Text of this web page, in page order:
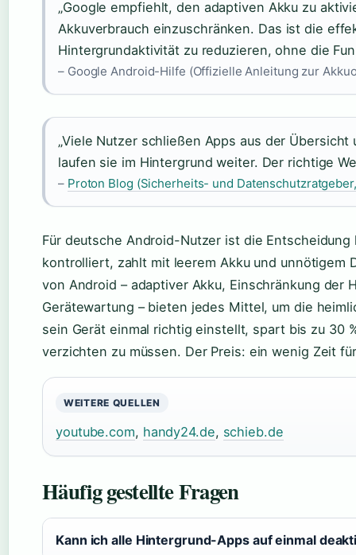
„Google empfiehlt, den adaptiven Akku zu
Akkuverbrauch einzuschränken. Das ist die
Hintergrundaktivität zu reduzieren, ohne die
– Google Android-Hilfe (Offizielle Anleitung zur
„Viele Nutzer schließen Apps aus der
laufen sie im Hintergrund weiter. Der richtige
– Proton Blog (Sicherheits- und
Für deutsche Android-Nutzer ist die
kontrolliert, zahlt mit leerem Akku und unnötigem
von Android – adaptiver Akku, Einschränkung der
Gerätewartung – bieten jedes Mittel, um die
sein Gerät einmal richtig einstellt, spart bis zu 30
verzichten zu müssen. Der Preis: ein wenig Zeit
WEITERE QUELLEN
youtube.com, handy24.de, schieb.de
Häufig gestellte Fragen
Kann ich alle Hintergrund-Apps auf einmal